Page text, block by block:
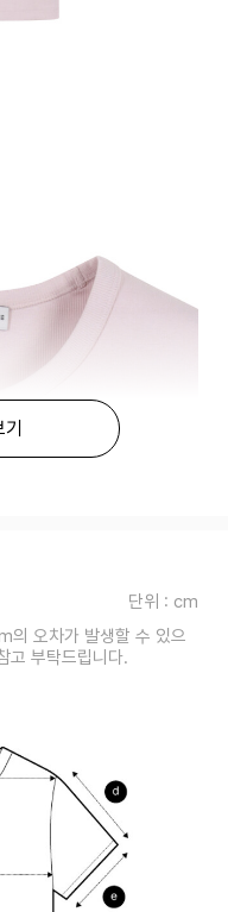
단위 : cm
의 오차가 발생할 수 있으
고 부탁드립니다.